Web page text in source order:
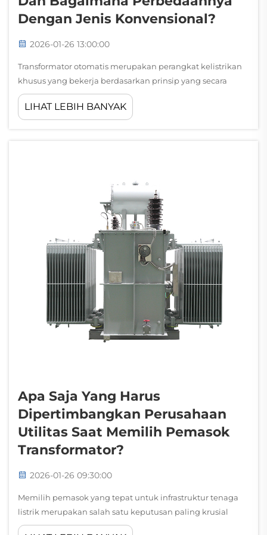
Dengan Jenis Konvensional?
2026-01-26 13:00:00
Transformator otomatis merupakan perangkat kelistrikan
khusus yang bekerja berdasarkan prinsip yang secara
mendasar berbeda dibandingkan transformator
konvensional, dengan memanfaatkan satu gulungan
LIHAT LEBIH BANYAK
Apa Saja Yang Harus
Dipertimbangkan Perusahaan
Utilitas Saat Memilih Pemasok
Transformator?
2026-01-26 09:30:00
Memilih pemasok yang tepat untuk infrastruktur tenaga
listrik merupakan salah satu keputusan paling krusial
yang dihadapi perusahaan utilitas dalam lanskap energi